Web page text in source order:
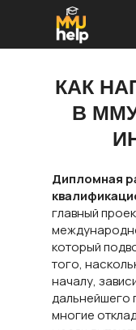
КАК
В
Дипломная
главный
который
того,
началу,
дальнейшего
многие